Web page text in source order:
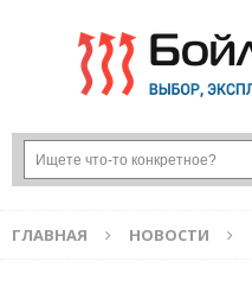
ГЛАВНАЯ НОВОСТИ